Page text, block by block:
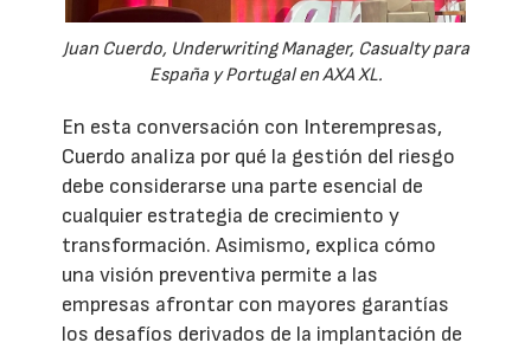
Juan Cuerdo, Underwriting Manager, Casualty para
España y Portugal en AXA XL.
En esta conversación con Interempresas,
Cuerdo analiza por qué la gestión del riesgo
debe considerarse una parte esencial de
cualquier estrategia de crecimiento y
transformación. Asimismo, explica cómo
una visión preventiva permite a las
empresas afrontar con mayores garantías
los desafíos derivados de la implantación de